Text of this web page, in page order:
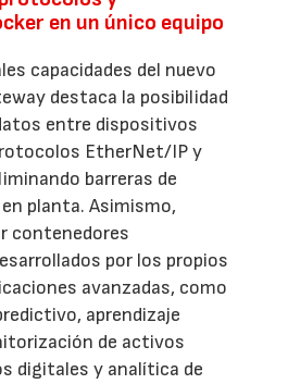
en un único equipo
capacidades del nuevo
destaca la posibilidad
entre dispositivos
EtherNet/IP y
barreras de
planta. Asimismo,
contenedores
por los propios
avanzadas, como
aprendizaje
de activos
digitales y analítica de